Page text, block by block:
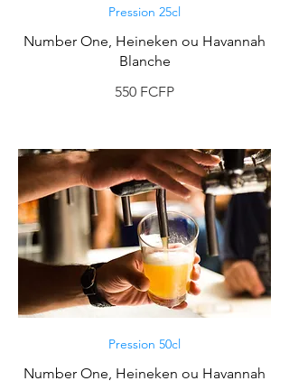
Pression 25cl
Number One, Heineken ou Havannah
Blanche
550 FCFP
Pression 50cl
Number One, Heineken ou Havannah